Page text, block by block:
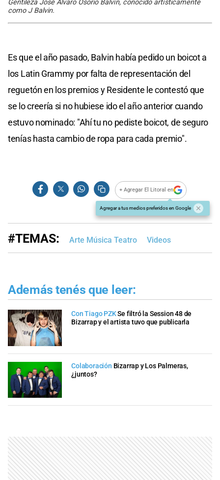
Gentileza José Álvaro Osorio Balvín, conocido artísticamente
como J Balvin.
Es que el año pasado, Balvin había pedido un boicot a
los Latin Grammy por falta de representación del
reguetón en los premios y Residente le contestó que
se lo creería si no hubiese ido el año anterior cuando
estuvo nominado: "Ahí tu no pediste boicot, de seguro
tenías hasta cambio de ropa para cada premio".
+ Agregar El Litoral en
Agregar a tus medios preferidos en Google
#TEMAS: Arte Música Teatro Videos
Además tenés que leer:
Con Tiago PZKSe filtró la Session 48 de
Bizarrap y el artista tuvo que publicarla
Colaboración Bizarrap y Los Palmeras,
¿juntos?